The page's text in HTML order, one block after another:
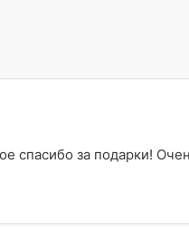
спасибо за подарки!